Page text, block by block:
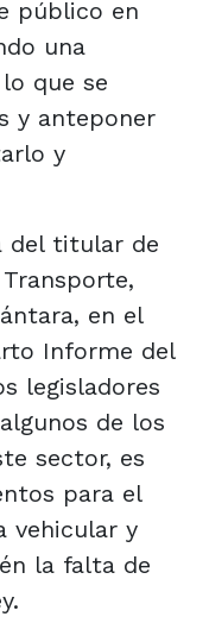
público en
una
que se
y anteponer
y
del titular de
en el
Informe del
legisladores
de los
sector, es
para el
vehicular y
la falta de